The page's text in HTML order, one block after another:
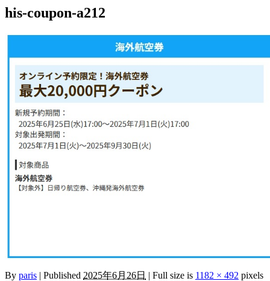
his-coupon-a212
By paris | Published 2025年6月26日 | Full size is 1182 × 492 pixels